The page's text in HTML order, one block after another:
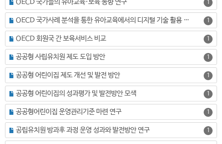
OECD 국가들의 유아교육·보육 동향 연구 1
OECD 국가사례 분석을 통한 유아교육에서의 디지털 기술 활용 방안 연구 1
OECD 회원국 간 보육서비스 비교 1
공공형 사립유치원 제도 도입 방안 1
공공형 어린이집 제도 개선 및 발전 방안 1
공공형 어린이집의 성과평가 및 발전방안 모색 1
공공형어린이집 운영관리기준 마련 연구 1
공립유치원 방과후 과정 운영 성과와 발전방안 연구 1